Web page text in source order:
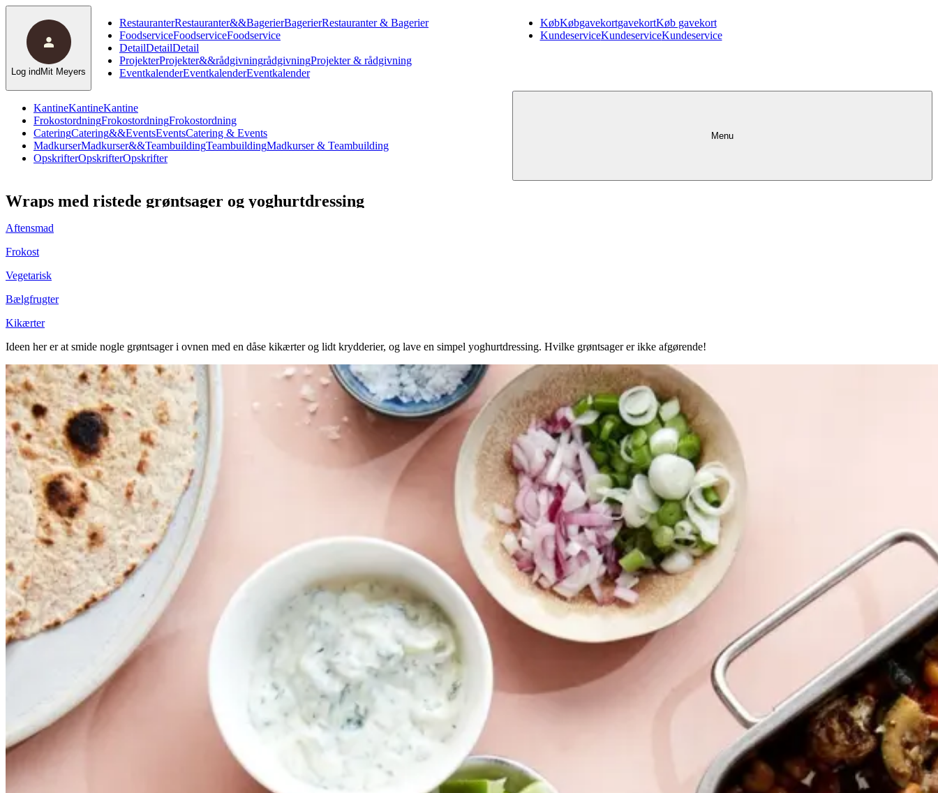
KantineKantineKantine
FrokostordningFrokostordningFrokostordning
CateringCatering&&EventsEventsCatering & Events
MadkurserMadkurser&&TeambuildingTeambuildingMadkurser & Teambuilding
OpskrifterOpskrifterOpskrifter
RestauranterRestauranter&&BagerierBagerierRestauranter & Bagerier
FoodserviceFoodserviceFoodservice
DetailDetailDetail
ProjekterProjekter&&rådgivningrådgivningProjekter & rådgivning
EventkalenderEventkalenderEventkalender
KøbKøbgavekortgavekortKøb gavekort
KundeserviceKundeserviceKundeservice
Log ind Mit Meyers
Menu
Wraps med ristede grøntsager og yoghurtdressing
Aftensmad
Frokost
Vegetarisk
Bælgfrugter
Kikærter
Ideen her er at smide nogle grøntsager i ovnen med en dåse kikærter og lidt krydderier, og lave en simpel yoghurtdressing. Hvilke grøntsager er ikke afgørende!